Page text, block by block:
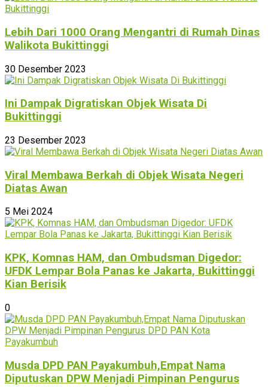
Lebih Dari 1000 Orang Mengantri di Rumah Dinas
Walikota Bukittinggi
30 Desember 2023
Ini Dampak Digratiskan Objek Wisata Di
Bukittinggi
23 Desember 2023
Viral Membawa Berkah di Objek Wisata Negeri
Diatas Awan
5 Mei 2024
KPK, Komnas HAM, dan Ombudsman Digedor:
UFDK Lempar Bola Panas ke Jakarta, Bukittinggi
Kian Berisik
0
Musda DPD PAN Payakumbuh,Empat Nama
Diputuskan DPW Menjadi Pimpinan Pengurus